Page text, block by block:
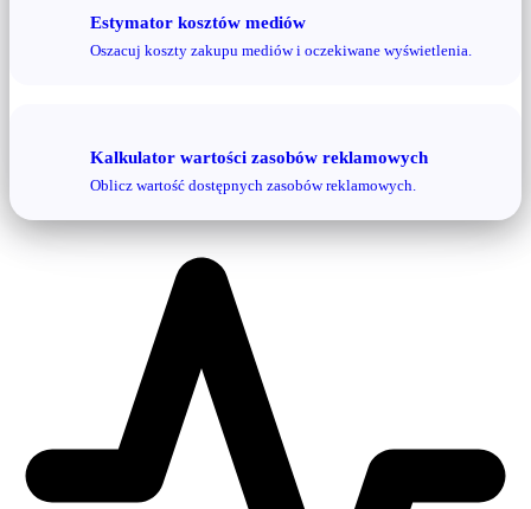
Estymator kosztów mediów
Oszacuj koszty zakupu mediów i oczekiwane wyświetlenia.
Kalkulator wartości zasobów reklamowych
Oblicz wartość dostępnych zasobów reklamowych.